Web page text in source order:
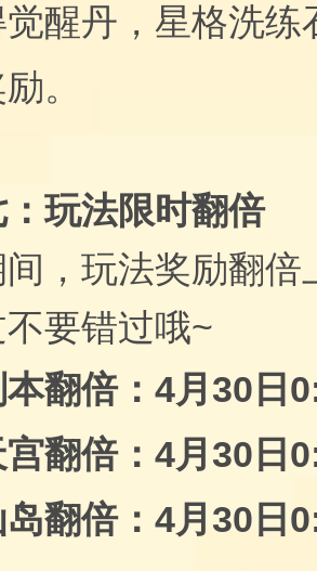
醒丹，星格洗练
。
玩法限时翻倍
，玩法奖励翻倍
要错过哦~
翻倍：4月30日
宫翻倍：4月30日
翻倍：4月30日